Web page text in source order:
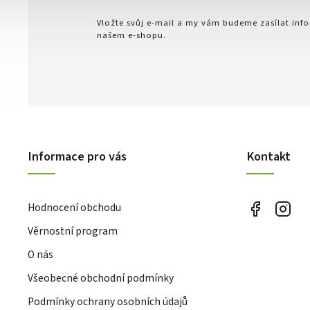
Vložte svůj e-mail a my vám budeme zasílat
našem e-shopu.
Informace pro vás
Hodnocení obchodu
Věrnostní program
O nás
Všeobecné obchodní podmínky
Podmínky ochrany osobních údajů
Kontakt